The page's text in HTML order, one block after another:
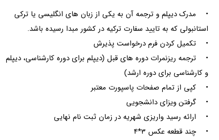
• مدرک دیپلم و ترجمه آن به یکی از زبان های انگلیسی یا ترکی
استانبولی که به تایید سفارت ترکیه در کشور مبدا رسیده باشد.
• تکمیل کردن فرم درخواست پذیرش
• ترجمه ریزنمرات دوره های قبل (دیپلم برای دوره کارشناسی، دیپلم
و کارشناسی برای دوره ارشد)
• کپی از تمام صفحات پاسپورت معتبر
• گرفتن ویزای دانشجویی
• ارائه رسید واریزی شهریه در زمان ثبت نام نهایی
• چند قطعه عکس 3*4